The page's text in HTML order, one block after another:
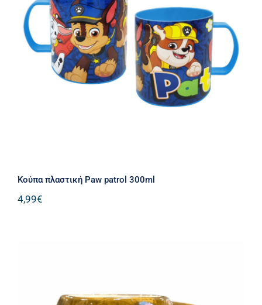
Kούπα πλαστική Paw patrol 300ml
Kούπα πλαστική Paw patrol 300ml
4,99€